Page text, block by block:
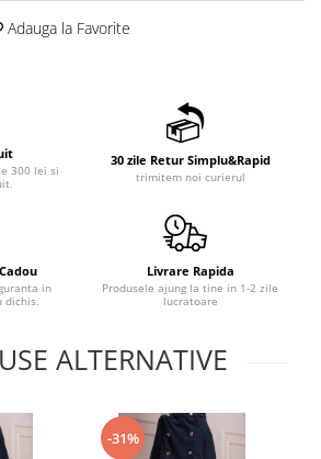
Adauga la Favorite
300 lei si
30 zile Retur Simplu&Rapid
trimitem noi curierul
in
dichis.
Livrare Rapida
Produsele ajung la tine in 1-2 zile
lucratoare
ALTERNATIVE
-31%